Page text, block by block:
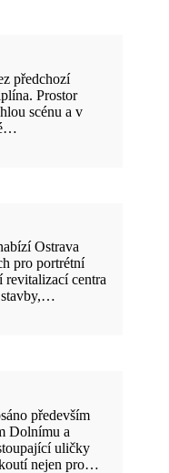
předchozí
Prostor
scénu a v
Ostrava
pro portrétní
centra
stavby,…
především
Dolnímu a
uličky
nejen pro…